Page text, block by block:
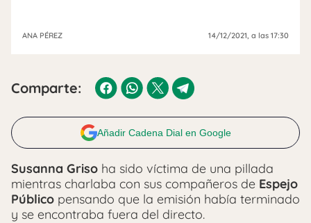
ANA PÉREZ 14/12/2021, a las 17:30
Comparte:
Añadir Cadena Dial en Google
Susanna Griso ha sido víctima de una pillada
mientras charlaba con sus compañeros de Espejo
Público pensando que la emisión había terminado
y se encontraba fuera del directo.